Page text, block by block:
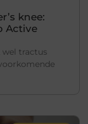
knee:
Active
wel tractus